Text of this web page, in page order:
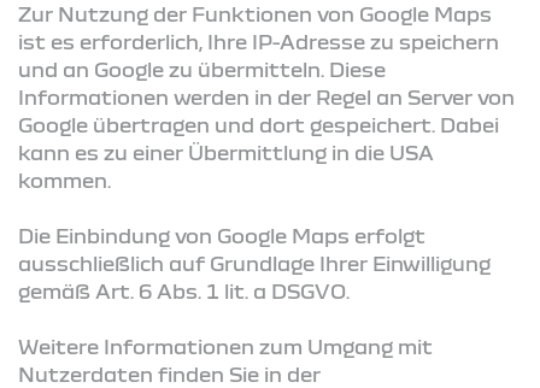
Zur Nutzung der Funktionen von Google Maps
ist es erforderlich, Ihre IP-Adresse zu speichern
und an Google zu übermitteln. Diese
Informationen werden in der Regel an Server von
Google übertragen und dort gespeichert. Dabei
kann es zu einer Übermittlung in die USA
kommen.
Die Einbindung von Google Maps erfolgt
ausschließlich auf Grundlage Ihrer Einwilligung
gemäß Art. 6 Abs. 1 lit. a DSGVO.
Weitere Informationen zum Umgang mit
Nutzerdaten finden Sie in der